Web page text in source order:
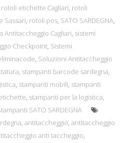
rotoli etichette Cagliari, rotoli
Sassari, rotoli pos, SATO SARDEGNA,
Antitaccheggio Cagliari, sistemi
Checkpoint, Sistemi
, Soluzioni Antitaccheggio
, stampanti barcode sardegna,
, stampanti mobili, stampanti
, stampanti per la logistica,
SATO SARDEGNA
, antitaccheggio, antitaccheggio
anti taccheggio,